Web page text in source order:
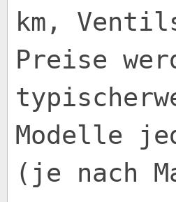
km,
Preise
Modelle
(je nach